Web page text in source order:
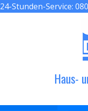
24-Stunden-Service:
Haus-